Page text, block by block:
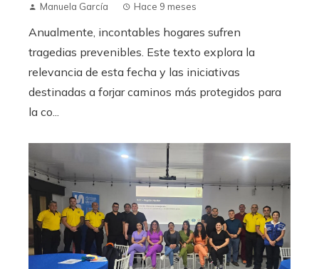
Manuela García Hace 9 meses
Anualmente, incontables hogares sufren
tragedias prevenibles. Este texto explora la
relevancia de esta fecha y las iniciativas
destinadas a forjar caminos más protegidos para
la co...